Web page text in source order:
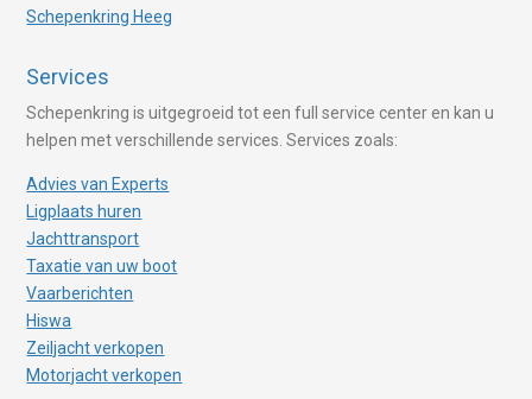
Schepenkring Heeg
Services
Schepenkring is uitgegroeid tot een full service center en kan u
helpen met verschillende services. Services zoals:
Advies van Experts
Ligplaats huren
Jachttransport
Taxatie van uw boot
Vaarberichten
Hiswa
Zeiljacht verkopen
Motorjacht verkopen